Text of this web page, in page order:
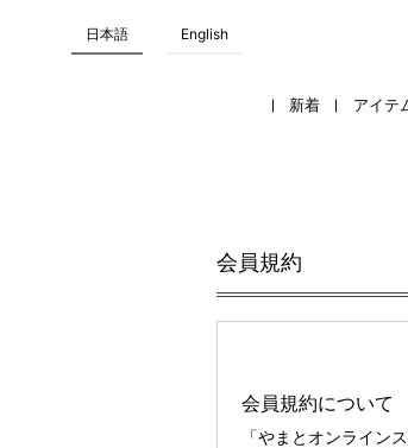
日本語 English
新着 アイテ
会員規約
会員規約について
「やまとオンライン